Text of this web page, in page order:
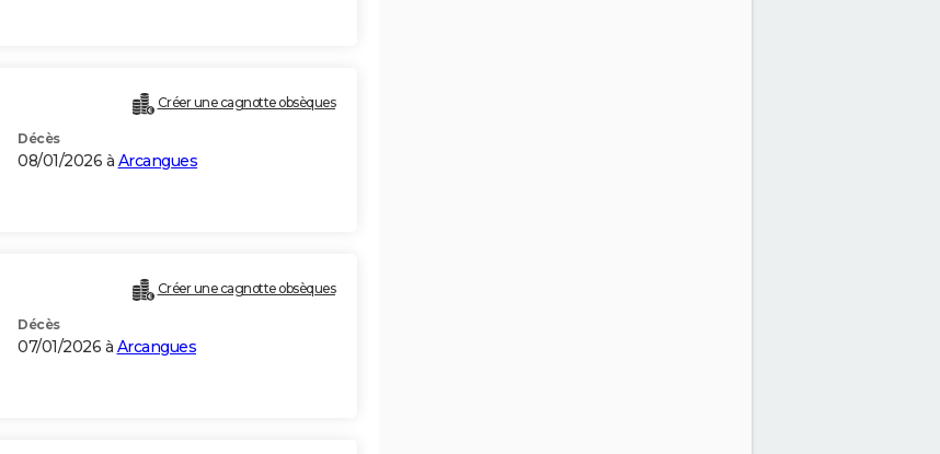
Créer une cagnotte obsèques
Décès
08/01/2026 à Arcangues
Créer une cagnotte obsèques
Décès
07/01/2026 à Arcangues